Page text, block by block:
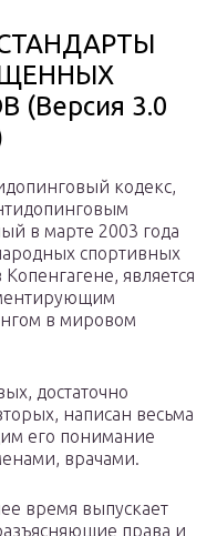
(Версия 3.0
кодекс,
в марте 2003 года
спортивных
является
в мировом
достаточно
написан весьма
его понимание
вра­чами.
время выпускает
права и